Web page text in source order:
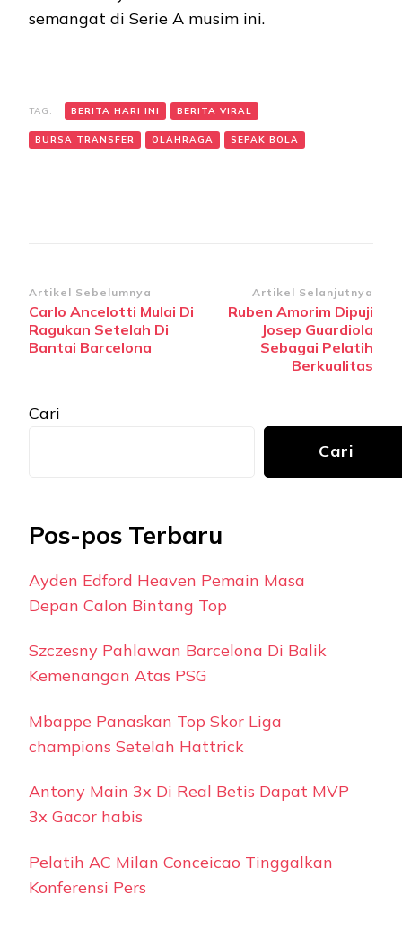
semangat di Serie A musim ini.
TAG: BERITA HARI INI BERITA VIRAL
BURSA TRANSFER OLAHRAGA SEPAK BOLA
Navigasi
Artikel
Artikel Sebelumnya
Carlo Ancelotti Mulai Di
Ragukan Setelah Di
Bantai Barcelona
Artikel Selanjutnya
Ruben Amorim Dipuji
Josep Guardiola
Sebagai Pelatih
Berkualitas
Cari
Cari
Pos-pos Terbaru
Ayden Edford Heaven Pemain Masa
Depan Calon Bintang Top
Szczesny Pahlawan Barcelona Di Balik
Kemenangan Atas PSG
Mbappe Panaskan Top Skor Liga
champions Setelah Hattrick
Antony Main 3x Di Real Betis Dapat MVP
3x Gacor habis
Pelatih AC Milan Conceicao Tinggalkan
Konferensi Pers